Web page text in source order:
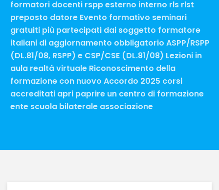
formatori docenti rspp esterno interno rls rlst
preposto datore Evento formativo seminari
gratuiti più partecipati dai soggetto formatore
italiani di aggiornamento obbligatorio ASPP/RSPP
(DL.81/08, RSPP) e CSP/CSE (DL.81/08) Lezioni in
aula realtà virtuale Riconoscimento della
formazione con nuovo Accordo 2025 corsi
accreditati apri paprire un centro di formazione
ente scuola bilaterale associazione